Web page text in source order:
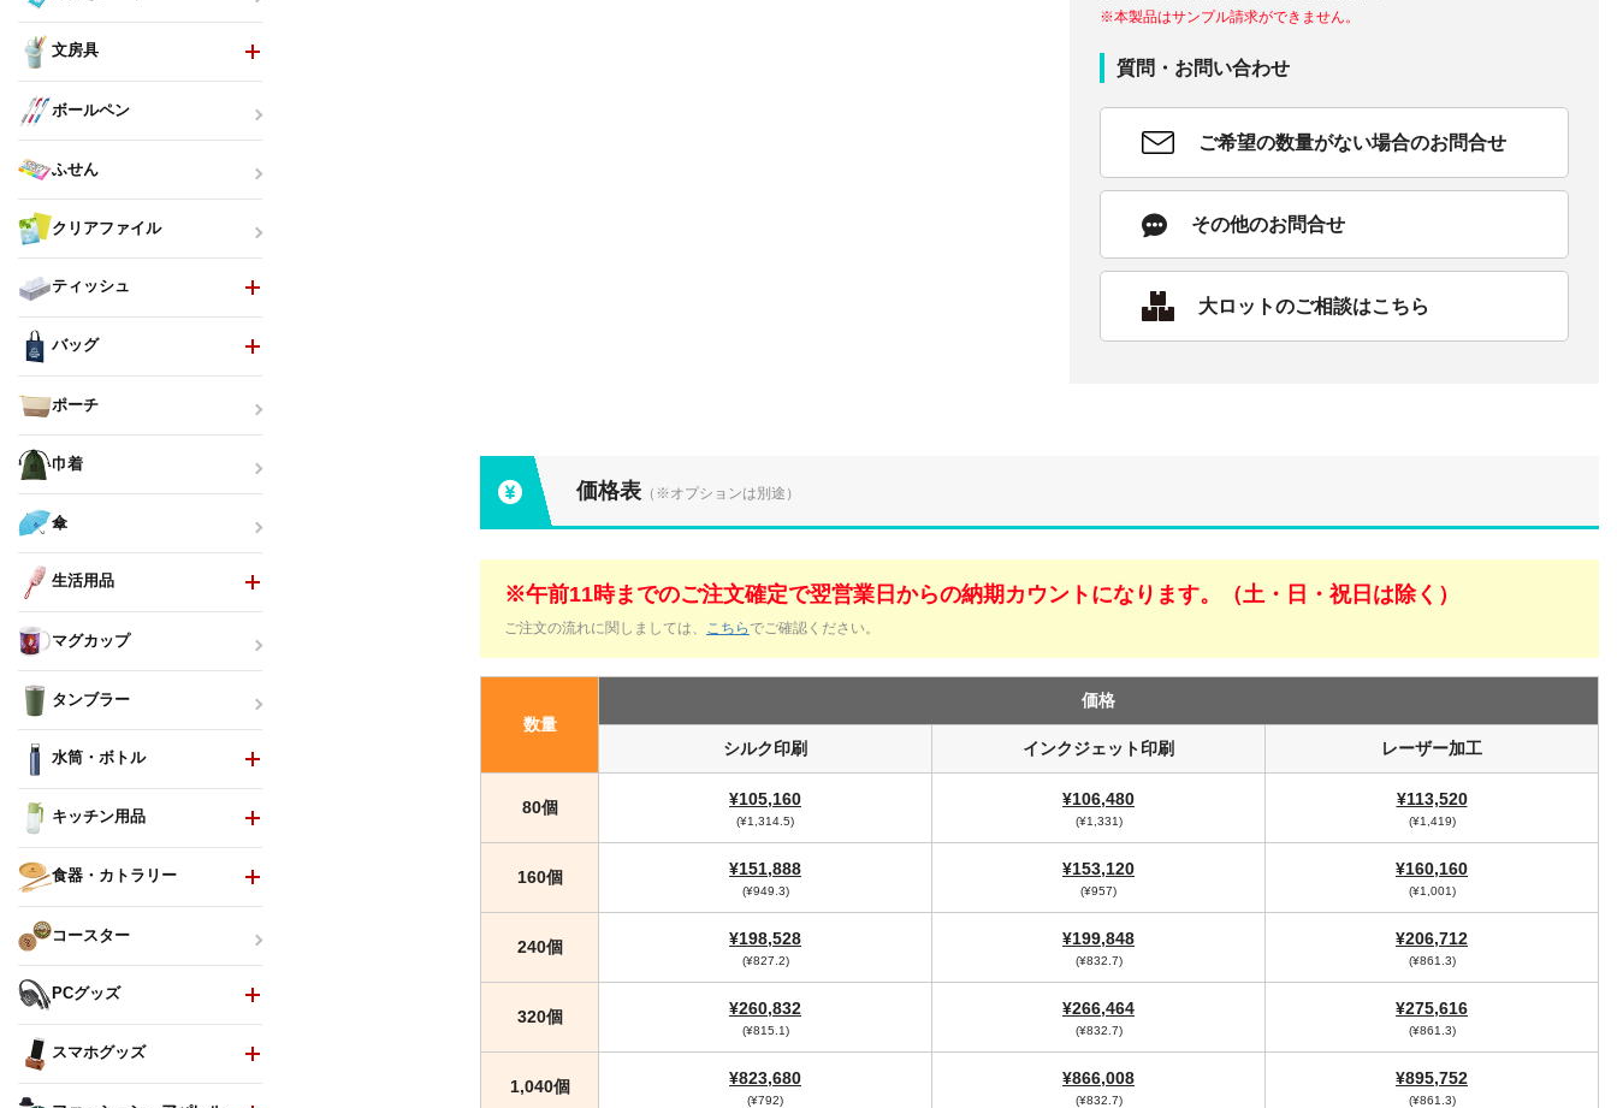
※本製品はサンプル請求ができません。
質問・お問い合わせ
ご希望の数量がない場合のお問合せ
その他のお問合せ
大ロットのご相談はこちら
価格表 （※オプションは別途）
※午前11時までのご注文確定で翌営業日からの納期カウントになります。（土・日・祝日は除く）
ご注文の流れに関しましては、 こちら でご確認ください。
数量
価格
シルク印刷 インクジェット印刷 レーザー加工
80個 ¥105,160
(¥1,314.5)
¥106,480
(¥1,331)
¥113,520
(¥1,419)
160個 ¥151,888
(¥949.3)
¥153,120
(¥957)
¥160,160
(¥1,001)
240個 ¥198,528
(¥827.2)
¥199,848
(¥832.7)
¥206,712
(¥861.3)
320個 ¥260,832
(¥815.1)
¥266,464
(¥832.7)
¥275,616
(¥861.3)
1,040個 ¥823,680
(¥792)
¥866,008
(¥832.7)
¥895,752
(¥861.3)
文房具
ボールペン
ふせん
クリアファイル
ティッシュ
バッグ
ポーチ
巾着
傘
生活用品
マグカップ
タンブラー
水筒・ボトル
キッチン用品
食器・カトラリー
コースター
PCグッズ
スマホグッズ